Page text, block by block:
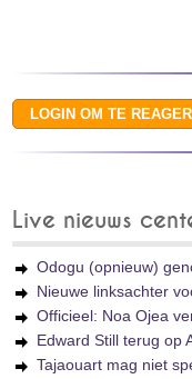
Live nieuws
Odogu (opnieuw)
Nieuwe linksachter
Officieel: Noa Ojea
Edward Still terug op
Tajaouart mag niet